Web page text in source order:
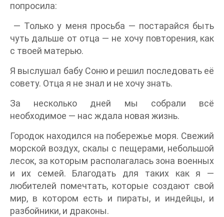
попросила:
— Только у меня просьба — постарайся быть
чуть дальше от отца — не хочу повторения, как
с твоей матерью.
Я выслушал бабу Соню и решил последовать её
совету. Отца я не знал и не хочу знать.
За несколько дней мы собрали всё
необходимое — нас ждала новая жизнь.
Городок находился на побережье моря. Свежий
морской воздух, скалы с пещерами, небольшой
лесок, за которым располагалась зона военных
и их семей. Благодать для таких как я —
любителей помечтать, которые создают свой
мир, в котором есть и пираты, и индейцы, и
разбойники, и драконы.